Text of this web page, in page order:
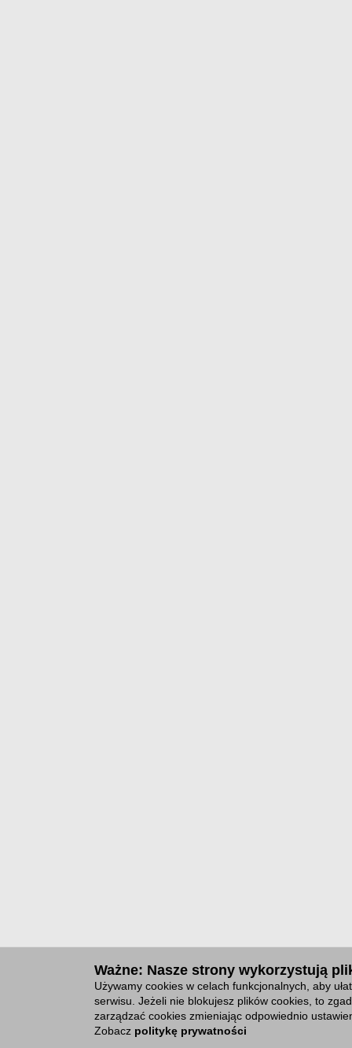
Ważne: Nasze strony wykorzystują
Używamy cookies w celach funkcjonalnych, aby
serwisu. Jeżeli nie blokujesz plików cookies, to
zarządzać cookies zmieniając odpowiednio
Zobacz politykę prywatności